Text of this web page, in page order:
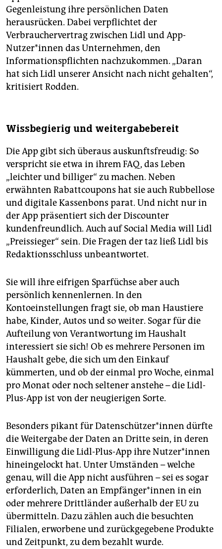
Gegenleistung ihre persönlichen Daten
herausrücken. Dabei verpflichtet der
Verbrauchervertrag zwischen Lidl und App-
Nutzer*innen das Unternehmen, den
Informationspflichten nachzukommen. „Daran
hat sich Lidl unserer Ansicht nach nicht gehalten“,
kritisiert Rodden.
Wissbegierig und weitergabebereit
Die App gibt sich überaus auskunftsfreudig: So
verspricht sie etwa in ihrem FAQ, das Leben
„leichter und billiger“ zu machen. Neben
erwähnten Rabattcoupons hat sie auch Rubbellose
und digitale Kassenbons parat. Und nicht nur in
der App präsentiert sich der Discounter
kundenfreundlich. Auch auf Social Media will Lidl
„Preissieger“ sein. Die Fragen der taz ließ Lidl bis
Redaktionsschluss unbeantwortet.
Sie will ihre eifrigen Sparfüchse aber auch
persönlich kennenlernen. In den
Kontoeinstellungen fragt sie, ob man Haustiere
habe, Kinder, Autos und so weiter. Sogar für die
Aufteilung von Verantwortung im Haushalt
interessiert sie sich! Ob es mehrere Personen im
Haushalt gebe, die sich um den Einkauf
kümmerten, und ob der einmal pro Woche, einmal
pro Monat oder noch seltener anstehe – die Lidl-
Plus-App ist von der neugierigen Sorte.
Besonders pikant für Da­ten­schüt­ze­r*in­nen dürfte
die Weitergabe der Daten an Dritte sein, in deren
Einwilligung die Lidl-Plus-App ihre Nut­ze­r*in­nen
hineingelockt hat. Unter Umständen – welche
genau, will die App nicht ausführen – sei es sogar
erforderlich, Daten an Emp­fän­ge­r*in­nen in ein
oder mehrere Drittländer außerhalb der EU zu
übermitteln. Dazu zählen auch die besuchten
Filialen, erworbene und zurückgegebene Produkte
und Zeitpunkt, zu dem bezahlt wurde.